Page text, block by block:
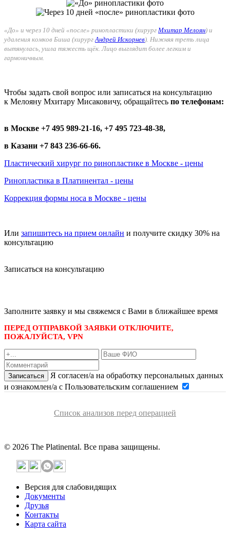
«До» и через 10 дней «после» ринопластики (хирург Мхитар Мелоян) и
удаления комков Биша (хирургАндрей Искорнев). Нижняя треть лица
вытянулась, ушла тяжесть щёк. Лицо выглядит более легким и
гармоничным.
Чтобы задать свой вопрос или записаться на консультацию
к Мелояну Мхитару Мисаковичу, обращайтесь по телефонам:
в Москве +7 495 989-21-16, +7 495 723-48-38,
в Казани +7 843 236-66-66.
Пластический хирург по ринопластике в Москве - цены
Ринопластика в Платинентал - цены
Коррекция формы носа в Москве - цены
Или запишитесь на прием онлайн и получите скидку 30% на
консультацию
Записаться на консультацию
Заполните заявку и мы свяжемся с Вами в ближайшее время
ПЕРЕД ОТПРАВКОЙ ЗАЯВКИ ОТКЛЮЧИТЕ,
ПОЖАЛУЙСТА, VPN
Записаться
Я согласен/а на обработку персональных данных
и ознакомлен/а с Пользовательским соглашением
Список анализов перед операцией
© 2026 The Platinental. Все права защищены.
Версия для слабовидящих
Документы
Друзья
Контакты
Карта сайта